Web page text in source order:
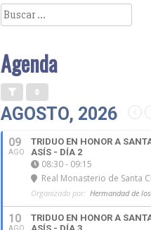
Buscar:
Agenda
AGOSTO, 2026
09
AGO
TRIDUO EN HONOR A
ASÍS - DÍA 2
08:30 - 09:15
Real Monasterio de Santa
Organizado por: Hermandad de
10
AGO
TRIDUO EN HONOR A